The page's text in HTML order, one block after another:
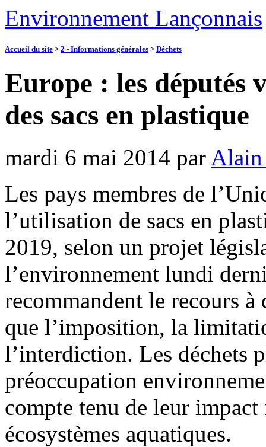
Environnement Lançonnais
Accueil du site > 2 - Informations générales > Déchets
Europe : les députés
des sacs en plastique
mardi 6 mai 2014 par
Les pays membres de
l’utilisation de sacs en
2019, selon un projet
l’environnement lundi
recommandent le recours
que l’imposition, la
l’interdiction. Les déchets
préoccupation
compte tenu de leur impact
écosystèmes aquatiques.